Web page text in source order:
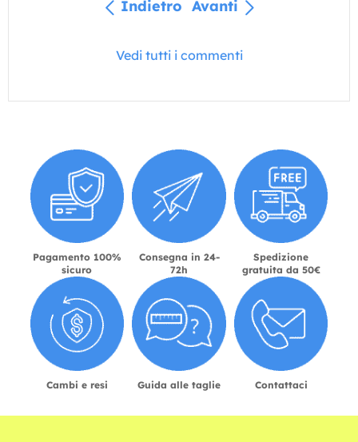
Indietro Avanti
Vedi tutti i commenti
Pagamento 100%
sicuro
Consegna in 24-
72h
Spedizione
gratuita da 50€
Cambi e resi Guida alle taglie Contattaci